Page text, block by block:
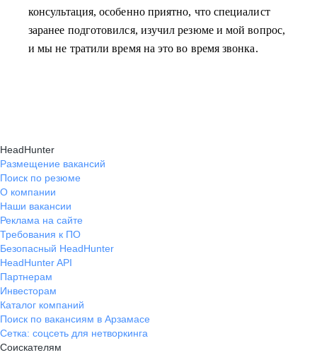
консультация, особенно приятно, что специалист
заранее подготовился, изучил резюме и мой вопрос,
и мы не тратили время на это во время звонка.
HeadHunter
Размещение вакансий
Поиск по резюме
О компании
Наши вакансии
Реклама на сайте
Требования к ПО
Безопасный HeadHunter
HeadHunter API
Партнерам
Инвесторам
Каталог компаний
Поиск по вакансиям в Арзамасе
Сетка: соцсеть для нетворкинга
Соискателям